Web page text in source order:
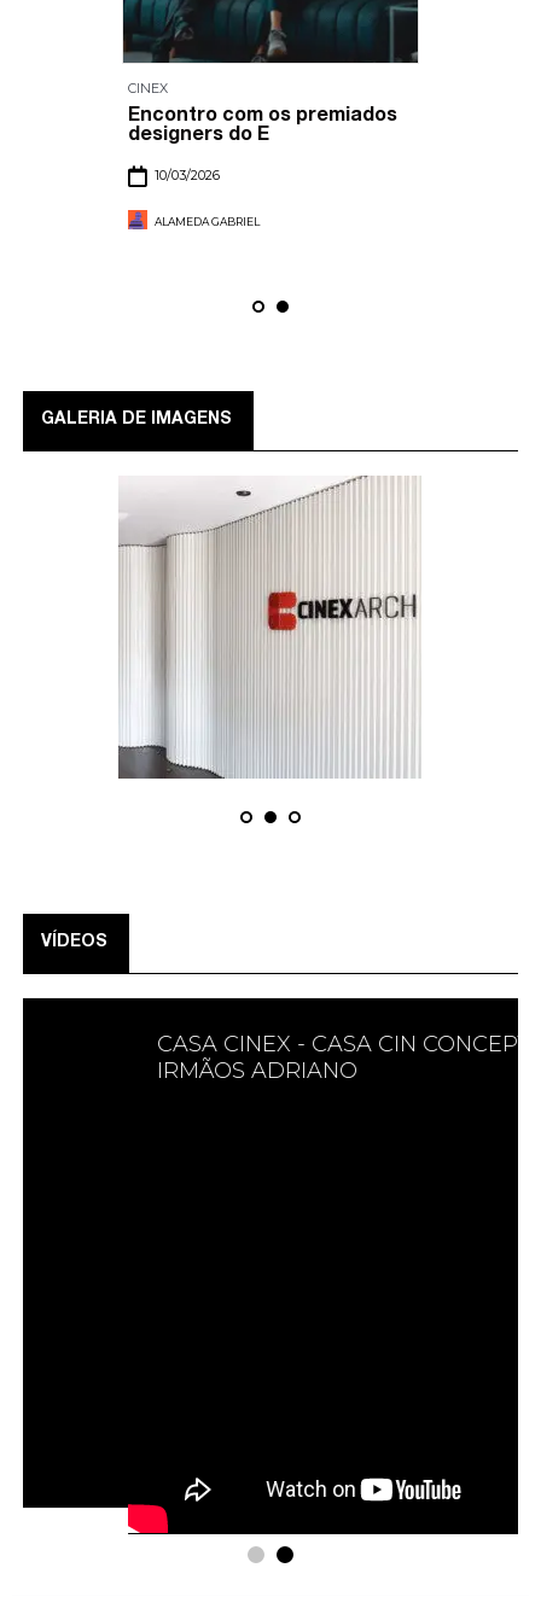
CINEX
Encontro com os premiados
designers do E
10/03/2026
ALAMEDA GABRIEL
GALERIA DE IMAGENS
VÍDEOS
CASA CINEX - CASA CIN CONCEPT |
IRMÃOS ADRIANO